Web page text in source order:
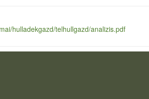
hulladekgazd/telhullgazd/analizis.pdf